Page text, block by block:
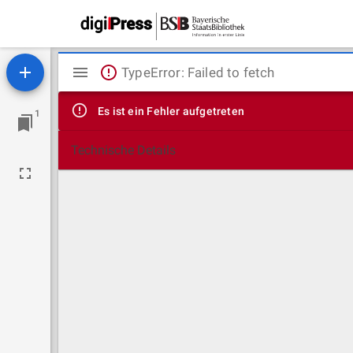
1
Mirador
Viewer
TypeError: Failed to fetch
Es ist ein Fehler aufgetreten
Technische Details